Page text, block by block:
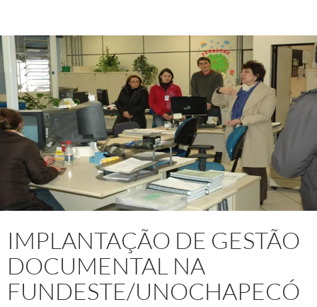
IMPLANTAÇÃO DE GESTÃO
DOCUMENTAL NA
FUNDESTE/UNOCHAPECÓ